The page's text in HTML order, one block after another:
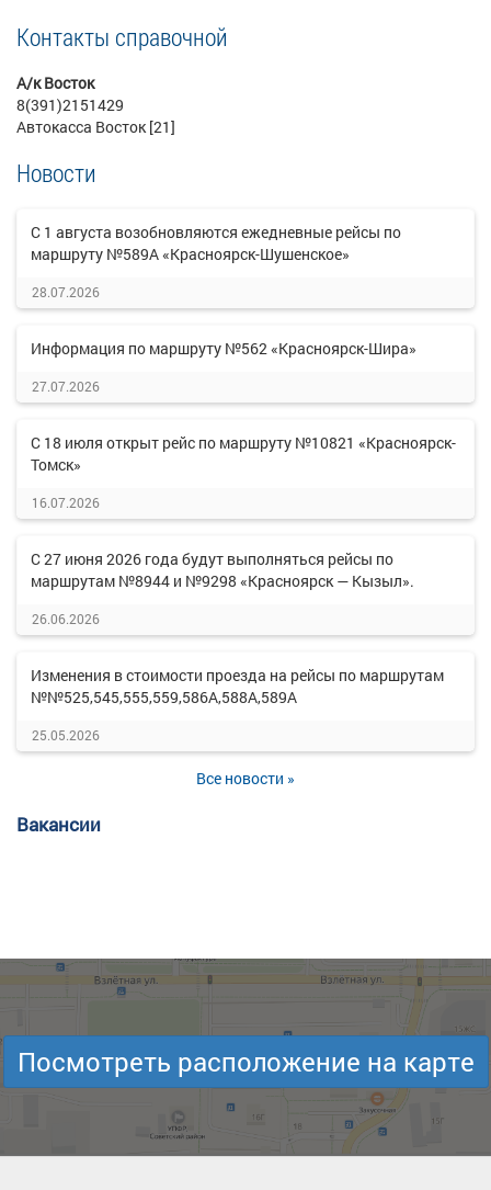
Контакты справочной
А/к Восток
8(391)2151429
Автокасса Восток [21]
Новости
С 1 августа возобновляются ежедневные рейсы по
маршруту №589А «Красноярск-Шушенское»
28.07.2026
Информация по маршруту №562 «Красноярск-Шира»
27.07.2026
С 18 июля открыт рейс по маршруту №10821 «Красноярск-
Томск»
16.07.2026
С 27 июня 2026 года будут выполняться рейсы по
маршрутам №8944 и №9298 «Красноярск — Кызыл».
26.06.2026
Изменения в стоимости проезда на рейсы по маршрутам
№№525,545,555,559,586А,588А,589А
25.05.2026
Все новости »
Вакансии
Посмотреть расположение на карте